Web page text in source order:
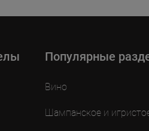
Популярные
Вино
Шампанское и